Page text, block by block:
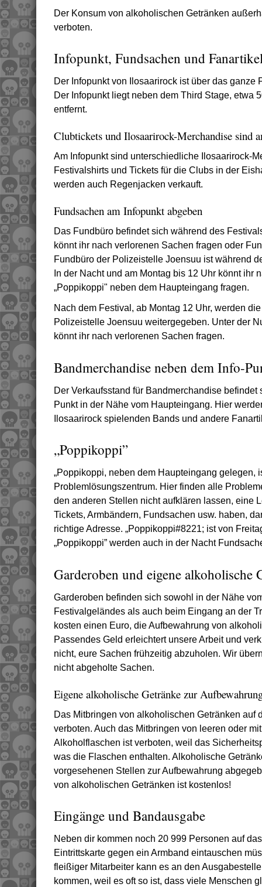
Der Konsum von alkoholischen Getränken
verboten.
Infopunkt, Fundsachen und
Der Infopunkt von Ilosaarirock ist über das ganze
Der Infopunkt liegt neben dem Third Stage, etwa
entfernt.
Clubtickets und Ilosaarirock-Merchandise sind
Am Infopunkt sind unterschiedliche Ilosaarirock-
Festivalshirts und Tickets für die Clubs in der
werden auch Regenjacken verkauft.
Fundsachen am Infopunkt abgeben
Das Fundbüro befindet sich während des
könnt ihr nach verlorenen Sachen fragen oder
Fundbüro der Polizeistelle Joensuu ist während
In der Nacht und am Montag bis 12 Uhr könnt ihr
„Poppikoppi" neben dem Haupteingang fragen.
Nach dem Festival, ab Montag 12 Uhr, werden
Polizeistelle Joensuu weitergegeben. Unter der
könnt ihr nach verlorenen Sachen fragen.
Bandmerchandise neben dem Info-
Der Verkaufsstand für Bandmerchandise befindet
Punkt in der Nähe vom Haupteingang. Hier
Ilosaarirock spielenden Bands und andere
„Poppikoppi”
„Poppikoppi, neben dem Haupteingang gelegen,
Problemlösungszentrum. Hier finden alle
den anderen Stellen nicht aufklären lassen, eine
Tickets, Armbändern, Fundsachen usw. haben,
richtige Adresse. „Poppikoppi#8221; ist von
„Poppikoppi” werden auch in der Nacht
Garderoben und eigene alkoholische
Garderoben befinden sich sowohl in der Nähe
Festivalgeländes als auch beim Eingang an der
kosten einen Euro, die Aufbewahrung von
Passendes Geld erleichtert unsere Arbeit und
nicht, eure Sachen frühzeitig abzuholen. Wir
nicht abgeholte Sachen.
Eigene alkoholische Getränke zur
Das Mitbringen von alkoholischen Getränken auf
verboten. Auch das Mitbringen von leeren oder
Alkoholflaschen ist verboten, weil das
was die Flaschen enthalten. Alkoholische
vorgesehenen Stellen zur Aufbewahrung
von alkoholischen Getränken ist kostenlos!
Eingänge und Bandausgabe
Neben dir kommen noch 20 999 Personen auf
Eintrittskarte gegen ein Armband eintauschen
fleißiger Mitarbeiter kann es an den
kommen, weil es oft so ist, dass viele Menschen